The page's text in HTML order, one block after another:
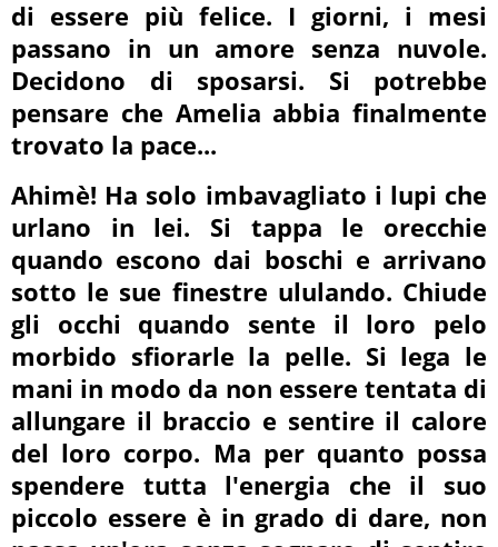
di essere più felice. I giorni, i mesi
passano in un amore senza nuvole.
Decidono di sposarsi. Si potrebbe
pensare che Amelia abbia finalmente
trovato la pace...
Ahimè! Ha solo imbavagliato i lupi che
urlano in lei. Si tappa le orecchie
quando escono dai boschi e arrivano
sotto le sue finestre ululando. Chiude
gli occhi quando sente il loro pelo
morbido sfiorarle la pelle. Si lega le
mani in modo da non essere tentata di
allungare il braccio e sentire il calore
del loro corpo. Ma per quanto possa
spendere tutta l'energia che il suo
piccolo essere è in grado di dare, non